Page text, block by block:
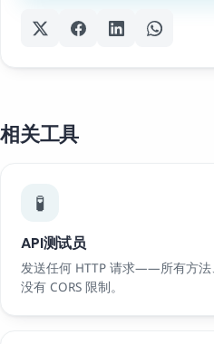
相关工具
🧪
API测试员
发送任何 HTTP 请求——所有方法
没有 CORS 限制。